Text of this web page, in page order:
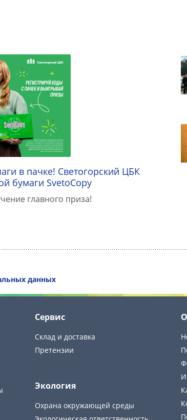
в пачке! Светогорский ЦБК
бумаги SvetoCopy
главного приза!
данных
Сервис
Склад и доставка
Претензии
Экология
Охрана окружающей среды